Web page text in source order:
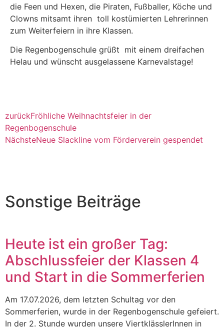
die Feen und Hexen, die Piraten, Fußballer, Köche und
Clowns mitsamt ihren toll kostümierten Lehrerinnen
zum Weiterfeiern in ihre Klassen.
Die Regenbogenschule grüßt mit einem dreifachen
Helau und wünscht ausgelassene Karnevalstage!
zurückFröhliche Weihnachtsfeier in der
Regenbogenschule
NächsteNeue Slackline vom Förderverein gespendet
Sonstige Beiträge
Heute ist ein großer Tag:
Abschlussfeier der Klassen 4
und Start in die Sommerferien
Am 17.07.2026, dem letzten Schultag vor den
Sommerferien, wurde in der Regenbogenschule gefeiert.
In der 2. Stunde wurden unsere ViertklässlerInnen in